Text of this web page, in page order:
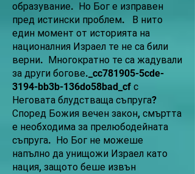
образувание. Но Бог е изправен
пред истински проблем. В нито
един момент от историята на
националния Израел те не са били
верни. Многократно те са жадували
за други богове._cc781905-5cde-
3194-bb3b-136do58bad_cf с
Неговата блудстваща съпруга?
Според Божия вечен закон, смъртта
е необходима за прелюбодейната
съпруга. Но Бог не можеше
напълно да унищожи Израел като
нация, защото беше извън